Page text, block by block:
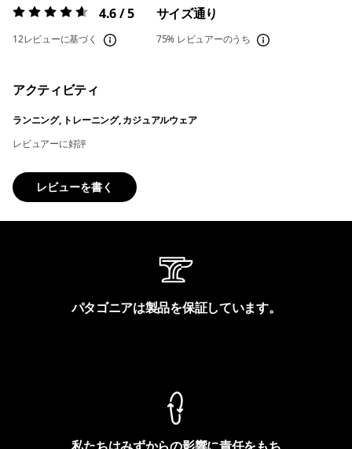
評価:4.6 / 5 4.6 / 5
12レビューに基づく
サイズ通り
75% レビュアーのうち
アクティビティ
ランニング, トレーニング, カジュアルウェア
レビュアーに好評
レビューを書く
パタゴニアは製品を保証しています。